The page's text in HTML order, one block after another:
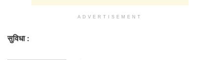
ADVERTISEMENT
सुविधा :